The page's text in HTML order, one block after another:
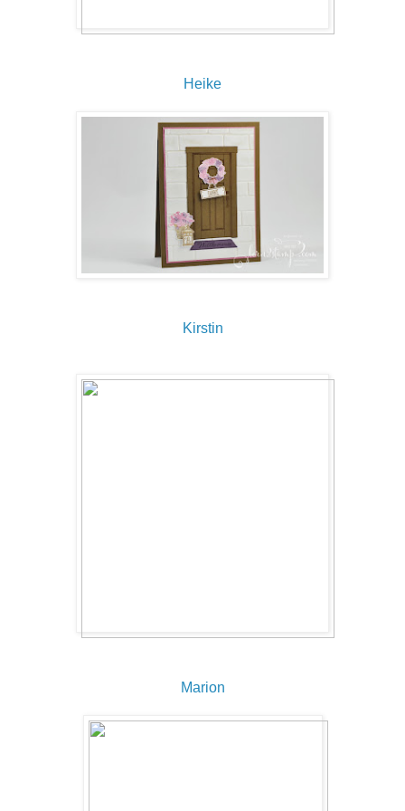
Heike
Kirstin
Marion